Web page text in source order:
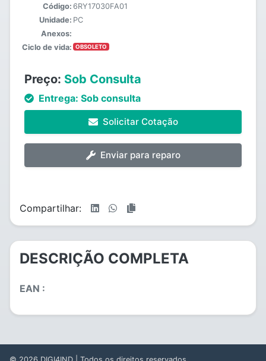
Código: 6RY17030FA01
Unidade: PC
Anexos:
Ciclo de vida:
OBSOLETO
Preço: Sob Consulta
Entrega: Sob consulta
Solicitar Cotação
Enviar para reparo
Compartilhar:
DESCRIÇÃO COMPLETA
EAN :